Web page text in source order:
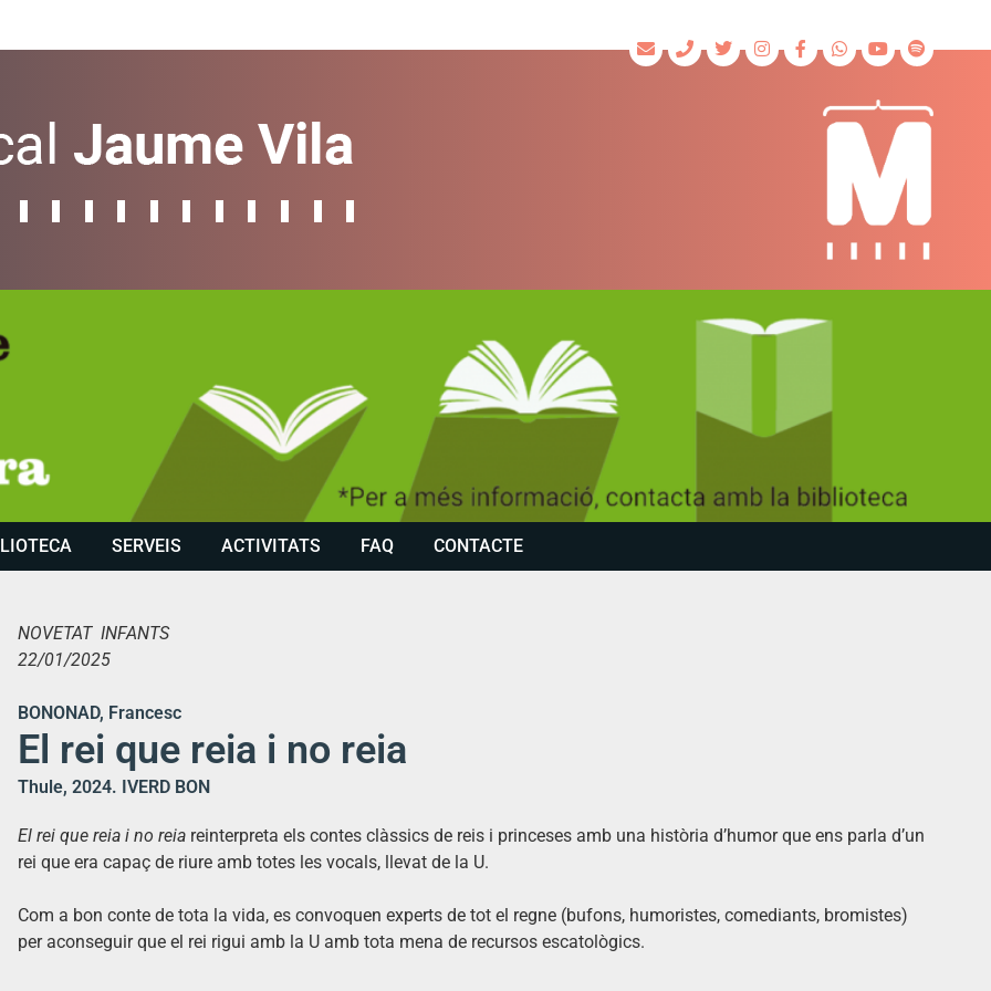
SERVEIS ACTIVITATS FAQ CONTACTE
NOVETAT INFANTS
22/01/2025
BONONAD, Francesc
El rei que reia i no reia
Thule, 2024. IVERD BON
El rei que reia i no reia reinterpreta els contes clàssics de reis i princeses amb una història d’humor que ens parla d’un
rei que era capaç de riure amb totes les vocals, llevat de la U.
Com a bon conte de tota la vida, es convoquen experts de tot el regne (bufons, humoristes, comediants, bromistes)
per aconseguir que el rei rigui amb la U amb tota mena de recursos escatològics.